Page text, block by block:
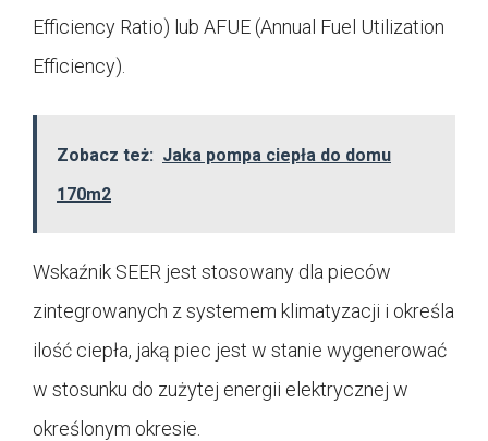
Efficiency Ratio) lub AFUE (Annual Fuel Utilization
Efficiency).
Zobacz też: Jaka pompa ciepła do domu
170m2
Wskaźnik SEER jest stosowany dla pieców
zintegrowanych z systemem klimatyzacji i określa
ilość ciepła, jaką piec jest w stanie wygenerować
w stosunku do zużytej energii elektrycznej w
określonym okresie.